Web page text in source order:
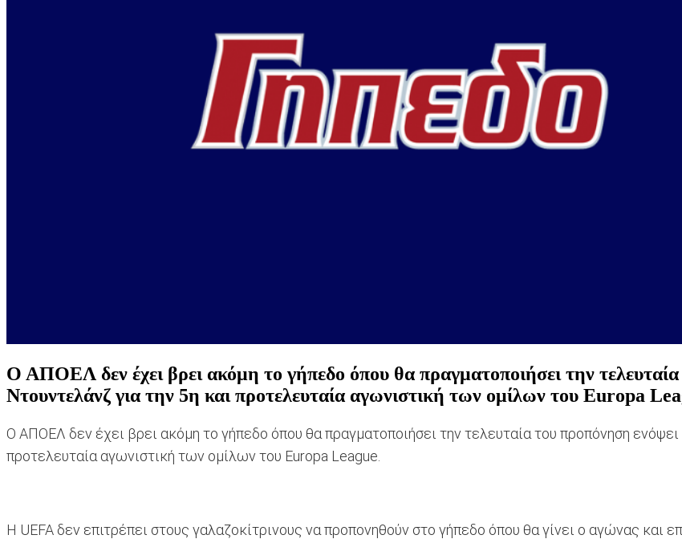
Ο ΑΠΟΕΛ δεν έχει βρει ακόμη το γήπεδο όπου θα πραγματοποιήσει την
Ντουντελάνζ για την 5η και προτελευταία αγωνιστική των ομίλων του Europa
Ο ΑΠΟΕΛ δεν έχει βρει ακόμη το γήπεδο όπου θα πραγματοποιήσει την τελευταία του προπόνηση
προτελευταία αγωνιστική των ομίλων του Europa League.
H UEFA δεν επιτρέπει στους γαλαζοκίτρινους να προπονηθούν στο γήπεδο όπου θα γίνει ο αγώνας και